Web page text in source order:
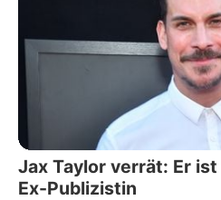
Jax Taylor verrät: Er
Ex-Publizistin